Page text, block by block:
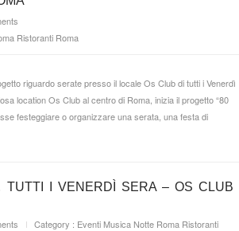
Ristoranti Roma
riguardo serate presso il locale Os Club di tutti i Venerdì
location Os Club al centro di Roma, inizia il progetto “80
festeggiare o organizzare una serata, una festa di
TUTTI I VENERDÌ SERA – OS CLUB
Category : Eventi Musica Notte Roma Ristoranti